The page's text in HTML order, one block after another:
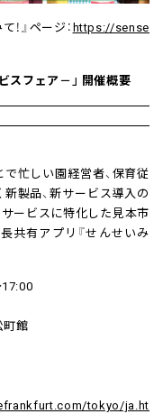
』ページ：https://sense
スフェア－」 開催概要
忙しい園経営者、保育従
製品、新サービス導入の
ービスに特化した見本市
共有アプリ『せんせいみ
町館
tokyo/ja.ht